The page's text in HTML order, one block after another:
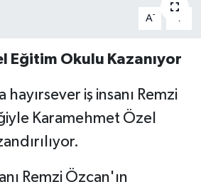
A-
Eğitim Okulu Kazanıyor
iş insanı Remzi
Karamehmet Özel
Remzi Özcan'ın